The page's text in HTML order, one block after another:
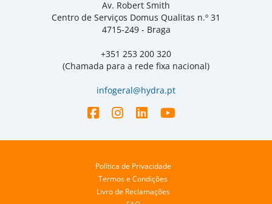
Av. Robert Smith
Centro de Serviços Domus Qualitas n.º 31
4715-249 - Braga
+351 253 200 320
(Chamada para a rede fixa nacional)
infogeral@hydra.pt
Política de Privacidade
Termos e Condições
Livro de Reclamações